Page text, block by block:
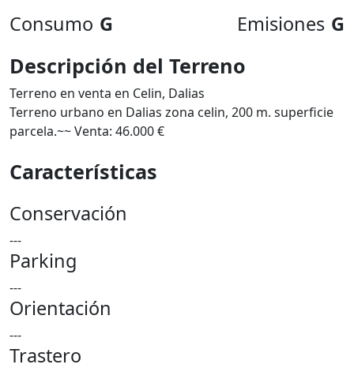
Consumo G Emisiones G
Descripción del Terreno
Terreno en venta en Celin, Dalias
Terreno urbano en Dalias zona celin, 200 m. superficie
parcela.~~ Venta: 46.000 €
Características
Conservación
---
Parking
---
Orientación
---
Trastero